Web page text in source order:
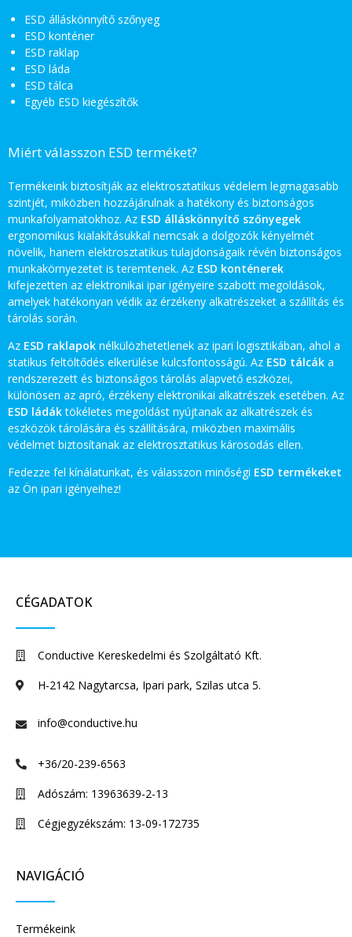
ESD álláskönnyítő szőnyeg
ESD konténer
ESD raklap
ESD láda
ESD tálca
Egyéb ESD kiegészítők
Miért válasszon ESD terméket?
Termékeink biztosítják az elektrosztatikus védelem legmagasabb
szintjét, miközben hozzájárulnak a hatékony és biztonságos
munkafolyamatokhoz. Az ESD álláskönnyítő szőnyegek
ergonomikus kialakításukkal nemcsak a dolgozók kényelmét
növelik, hanem elektrosztatikus tulajdonságaik révén biztonságos
munkakörnyezetet is teremtenek. Az ESD konténerek
kifejezetten az elektronikai ipar igényeire szabott megoldások,
amelyek hatékonyan védik az érzékeny alkatrészeket a szállítás és
tárolás során.
Az ESD raklapok nélkülözhetetlenek az ipari logisztikában, ahol a
statikus feltöltődés elkerülése kulcsfontosságú. Az ESD tálcák a
rendszerezett és biztonságos tárolás alapvető eszközei,
különösen az apró, érzékeny elektronikai alkatrészek esetében. Az
ESD ládáktökéletes megoldást nyújtanak az alkatrészek és
eszközök tárolására és szállítására, miközben maximális
védelmet biztosítanak az elektrosztatikus károsodás ellen.
Fedezze fel kínálatunkat, és válasszon minőségi ESD termékeket
az Ön ipari igényeihez!
CÉGADATOK
Conductive Kereskedelmi és Szolgáltató Kft.
H-2142 Nagytarcsa, Ipari park, Szilas utca 5.
info@conductive.hu
+36/20-239-6563
Adószám: 13963639-2-13
Cégjegyzékszám: 13-09-172735
NAVIGÁCIÓ
Termékeink